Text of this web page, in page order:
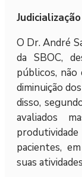
Judicialização
O Dr. André
da SBOC,
públicos, não
diminuição
disso,
avaliados
pacientes,
suas